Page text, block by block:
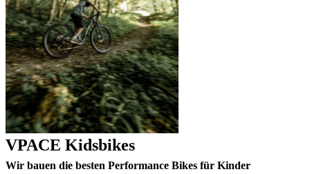
VPACE Kidsbikes
Wir bauen die besten Performance Bikes für Kinder